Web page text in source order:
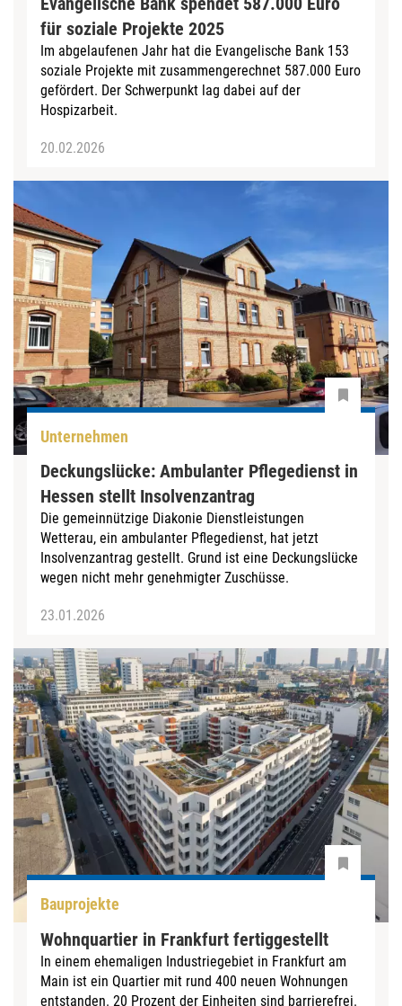
für soziale Projekte 2025
Im abgelaufenen Jahr hat die Evangelische Bank 153
soziale Projekte mit zusammengerechnet 587.000 Euro
gefördert. Der Schwerpunkt lag dabei auf der
Hospizarbeit.
20.02.2026
Unternehmen
Deckungslücke: Ambulanter Pflegedienst in
Hessen stellt Insolvenzantrag
Die gemeinnützige Diakonie Dienstleistungen
Wetterau, ein ambulanter Pflegedienst, hat jetzt
Insolvenzantrag gestellt. Grund ist eine Deckungslücke
wegen nicht mehr genehmigter Zuschüsse.
23.01.2026
Bauprojekte
Wohnquartier in Frankfurt fertiggestellt
In einem ehemaligen Industriegebiet in Frankfurt am
Main ist ein Quartier mit rund 400 neuen Wohnungen
entstanden. 20 Prozent der Einheiten sind barrierefrei.